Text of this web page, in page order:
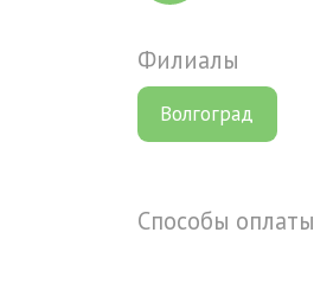
Филиалы
Волгоград
Способы оплаты